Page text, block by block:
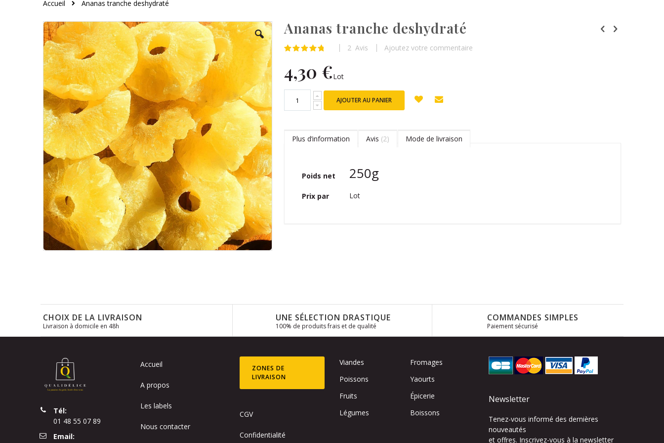
Accueil Ananas tranche deshydraté
Skip
to
the
end
of
the
images
gallery
images
Ananas tranche deshydraté
Évaluation: 2 Avis Ajoutez votre commentaire
4,30 €Lot
AJOUTER AU PANIER
Plus d’information
d’information
Poids net 250g
Prix par Lot
Avis 2 Mode de livraison
CHOIX DE LA LIVRAISON
Livraison à domicile en 48h
UNE SÉLECTION DRASTIQUE
100% de produits frais et de qualité
COMMANDES SIMPLES
Paiement sécurisé
Tél:
01 48 55 07 89
Email:
Accueil
A propos
Les labels
Nous contacter
ZONES DE
LIVRAISON
CGV
Confidentialité
Viandes
Poissons
Fruits
Légumes
Fromages
Yaourts
Épicerie
Boissons
Newsletter
Tenez-vous informé des dernières
nouveautés
et offres. Inscrivez-vous à la newsletter